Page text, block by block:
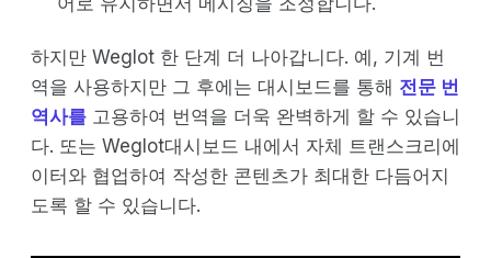
하지만 Weglot 한 단계 더 나아갑니다. 예, 기계 번
역을 사용하지만 그 후에는 대시보드를 통해 전문 번
역사를 고용하여 번역을 더욱 완벽하게 할 수 있습니
다. 또는 Weglot대시보드 내에서 자체 트랜스크리에
이터와 협업하여 작성한 콘텐츠가 최대한 다듬어지
도록 할 수 있습니다.